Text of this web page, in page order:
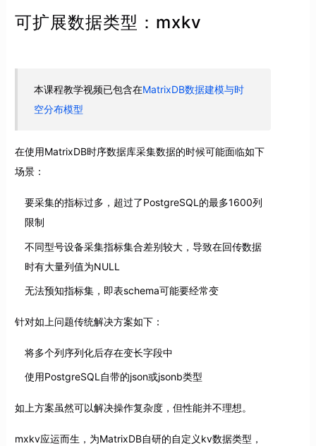
可扩展数据类型：mxkv
本课程教学视频已包含在MatrixDB数据建模与时
空分布模型
在使用MatrixDB时序数据库采集数据的时候可能面临如下
场景：
要采集的指标过多，超过了PostgreSQL的最多1600列
限制
不同型号设备采集指标集合差别较大，导致在回传数据
时有大量列值为NULL
无法预知指标集，即表schema可能要经常变
针对如上问题传统解决方案如下：
将多个列序列化后存在变长字段中
使用PostgreSQL自带的json或jsonb类型
如上方案虽然可以解决操作复杂度，但性能并不理想。
mxkv应运而生，为MatrixDB自研的自定义kv数据类型，